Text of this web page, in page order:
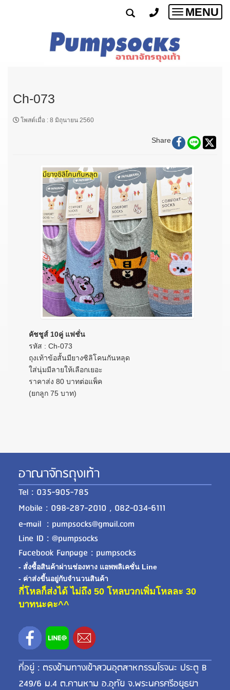
Toggle
MENU
Ch-073
โพสต์เมื่อ : 8 มิถุนายน 2560
Share
คัชชูส์ 10คู่ แฟชั่น
รหัส : Ch-073
ถุงเท้าข้อสั้นมียางซิลิโคนกันหลุด
ใส่นุ่มมีลายให้เลือกเยอะ
ราคาส่ง 80 บาทต่อแพ็ค
(ยกลูก 75 บาท)
อาณาจักรถุงเท้า
Tel : 035-905-785
Mobile : 098-287-2010 , 082-034-6111
e-mail : pumpsocks@gmail.com
Line ID : @pumpsocks
Facebook Fanpage : pumpsocks
- สั่งซื้อสินค้าผ่านช่องทาง แอพพลิเคชั่น Line
- ค่าส่งขี้นอยู่กับจำนวนสินค้า
กี่โหลก็ส่งได้ ไม่ถึง 50 โหลบวกเพิ่มโหลละ 30
บาทนะคะ^^
ที่อยู่ : ตรงข้ามทางเข้าสวนอุตสาหกรรมโรจนะ ประตู B
249/6 ม.4 ต.คานหาม อ.อุทัย จ.พระนครศรีอยุธยา